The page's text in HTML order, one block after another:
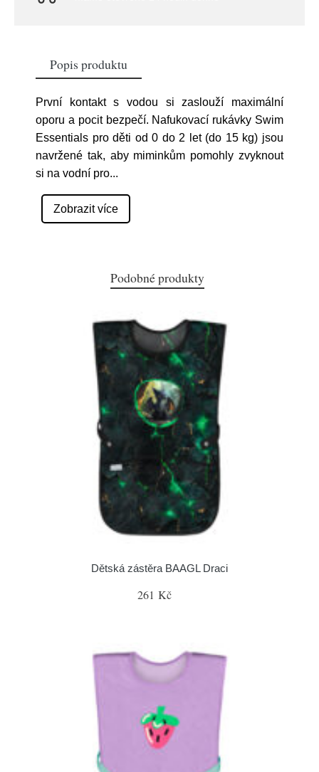
Popis produktu
První kontakt s vodou si zaslouží maximální
oporu a pocit bezpečí. Nafukovací rukávky Swim
Essentials pro děti od 0 do 2 let (do 15 kg) jsou
navržené tak, aby miminkům pomohly zvyknout
si na vodní pro...
Zobrazit více
Podobné produkty
Dětská zástěra BAAGL Draci
261 Kč